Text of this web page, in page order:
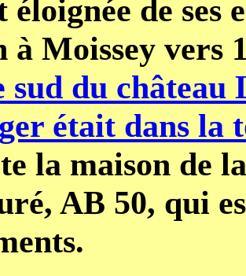
éloignée de ses
à Moissey vers
sud du château
était dans la
la maison de
AB 50, qui